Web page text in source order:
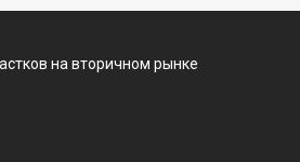
на вторичном рынке